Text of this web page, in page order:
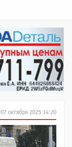
07 октября 2025 14:20